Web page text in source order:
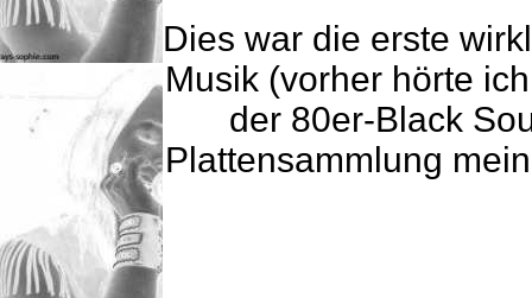
Dies war die erste
Musik (vorher hörte
der 80er-Black
Plattensammlung